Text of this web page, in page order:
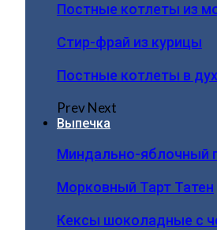
Постные котлеты из
Стир-фрай из курицы
Постные котлеты в
PrevNext
Выпечка
Миндально-яблочный
Морковный Тарт Татен
Кексы шоколадные с